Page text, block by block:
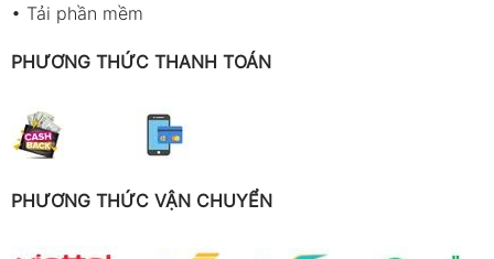
• Tải phần mềm
PHƯƠNG THỨC THANH TOÁN
PHƯƠNG THỨC VẬN CHUYỂN